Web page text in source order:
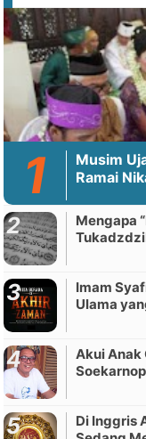
Musim
Ramai
Mengapa
Imam
Ulama
Akui Anak
Di Inggris